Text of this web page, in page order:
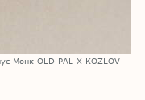
Монк OLD PAL X KOZLOV